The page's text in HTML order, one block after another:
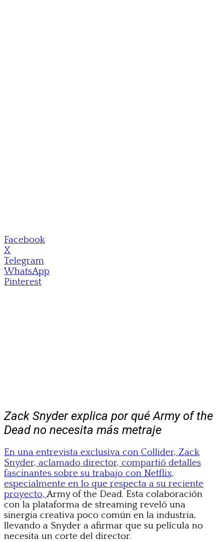
Facebook
X
Telegram
WhatsApp
Pinterest
Zack Snyder explica por qué Army of the
Dead no necesita más metraje
En una entrevista exclusiva con Collider, Zack
Snyder, aclamado director, compartió detalles
fascinantes sobre su trabajo con Netflix,
especialmente en lo que respecta a su reciente
proyecto, Army of the Dead. Esta colaboración
con la plataforma de streaming reveló una
sinergia creativa poco común en la industria,
llevando a Snyder a afirmar que su película no
necesita un corte del director.